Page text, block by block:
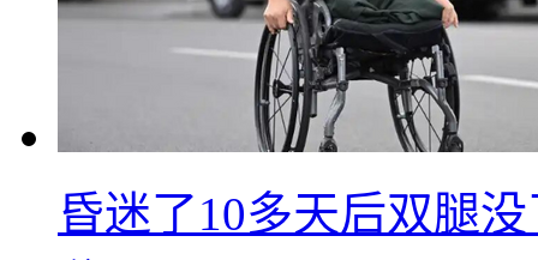
昏迷了10多天后双腿